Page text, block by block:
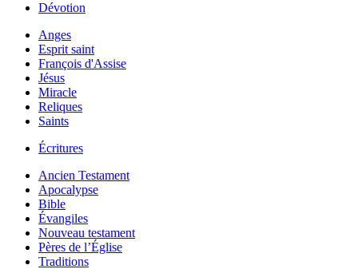
Dévotion
Anges
Esprit saint
François d'Assise
Jésus
Miracle
Reliques
Saints
Écritures
Ancien Testament
Apocalypse
Bible
Évangiles
Nouveau testament
Pères de l’Église
Traditions